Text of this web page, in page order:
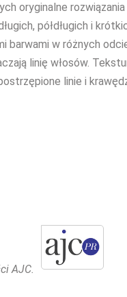
oryginalne rozwiązania
półdługich i
barwami w różnych
linię włosów.
linie i
AJC.